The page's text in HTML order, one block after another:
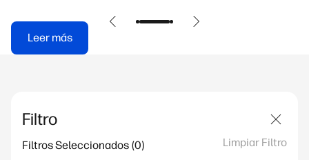
Leer más
Filtro
Filtros Seleccionados Limpiar Filtro